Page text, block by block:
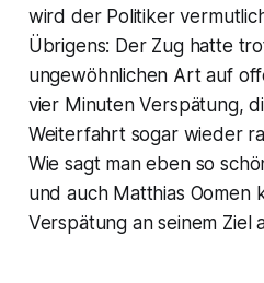
wird der Politiker
Übrigens: Der Zug hatte
ungewöhnlichen Art auf
vier Minuten Verspätung,
Weiterfahrt sogar wieder
Wie sagt man eben so
und auch Matthias Oomen
Verspätung an seinem Ziel